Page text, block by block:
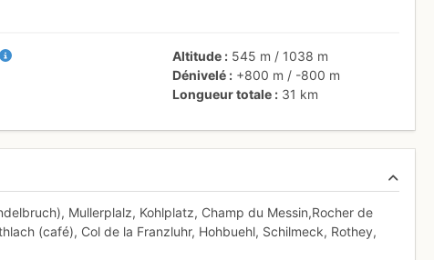
Altitude 545 m / 1038 m
Dénivelé
+800 m / -800 m
Longueur totale
31 km
Mullerplalz, Kohlplatz, Champ du Messin,Rocher de
(café), Col de la Franzluhr, Hohbuehl, Schilmeck, Rothey,